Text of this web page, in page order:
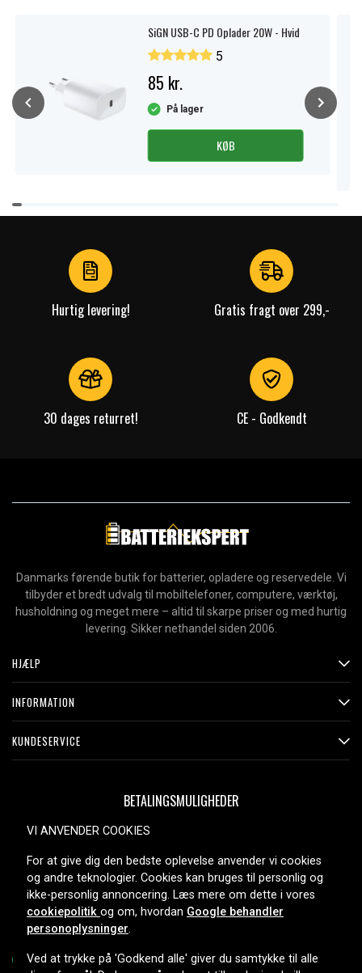
SiGN USB-C PD Oplader 20W - Hvid
5
85 kr.
På lager
KØB
Item
1
Hurtig levering! Gratis fragt over 299,-
30 dages returret! CE - Godkendt
Danmarks førende butik for batterier, opladere og reservedele. Vi
tilbyder et bredt udvalg til mobiltelefoner, computere, værktøj,
husholdning og meget mere – altid til skarpe priser og med hurtig
levering. Sikker nethandel siden 2006.
HJÆLP
INFORMATION
KUNDESERVICE
BETALINGSMULIGHEDER
LEVERINGSMULIGHEDER
VI ANVENDER COOKIES
For at give dig den bedste oplevelse anvender vi cookies
og andre teknologier. Cookies kan bruges til personlig og
ikke-personlig annoncering. Læs mere om dette i vores
cookiepolitik og om, hvordan Google behandler
personoplysninger.
Ved at trykke på 'Godkend alle' giver du samtykke til alle